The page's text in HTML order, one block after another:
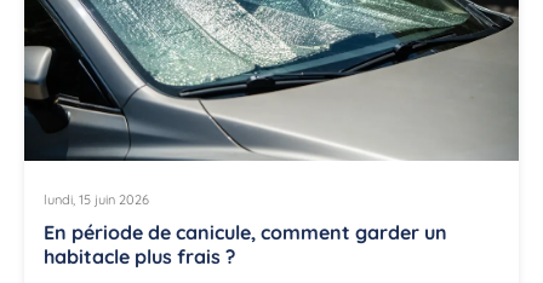
lundi, 15 juin 2026
En période de canicule, comment garder un
habitacle plus frais ?